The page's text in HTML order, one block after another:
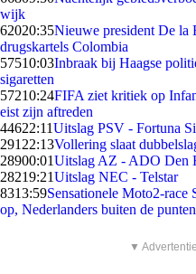
wijk
62020:35Nieuwe president De la
drugskartels Colombia
57510:03Inbraak bij Haagse
sigaretten
57210:24FIFA ziet kritiek op
eist zijn aftreden
44622:11Uitslag PSV - Fortuna
291 22:13Vollering slaat
28900:01Uitslag AZ - ADO Den
28219:21Uitslag NEC - Telstar
8313:59Sensationele Moto2-
op, Nederlanders buiten de punten
▼